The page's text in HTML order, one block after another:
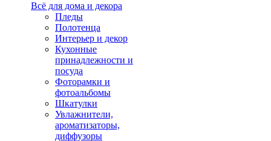
Всё для дома и декора
Пледы
Полотенца
Интерьер и декор
Кухонные
принадлежности и
посуда
Фоторамки и
фотоальбомы
Шкатулки
Увлажнители,
ароматизаторы,
диффузоры